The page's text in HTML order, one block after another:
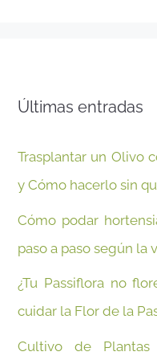
Últimas entradas
Trasplantar un Olivo
y Cómo hacerlo sin
Cómo podar
paso a paso según la
¿Tu Passiflora no
cuidar la Flor de la
Cultivo de Plantas